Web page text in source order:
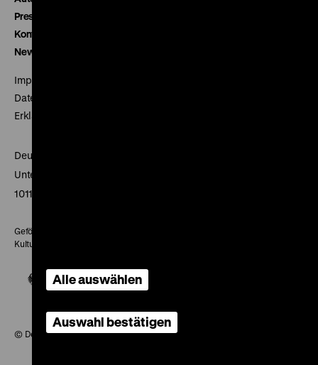
Presse
Kontakt
Newsletter
Impressum
Datenschutz
Erklärung digitale Barrierefreiheit
Deutsches Historisches Museum
Unter den Linden 2
10117 Berlin
Gefördert mit Mitteln des Beauftragten der Bundesregierung für
Kultur und Medien
© Deutsches Historisches Museum, 2026
Alle auswählen
Auswahl bestätigen